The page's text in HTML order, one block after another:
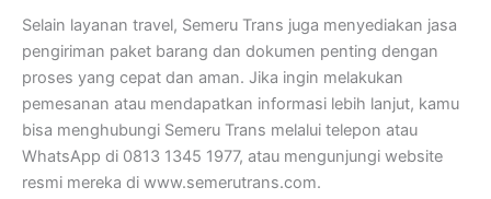
Selain layanan travel, Semeru Trans juga menyediakan jasa
pengiriman paket barang dan dokumen penting dengan
proses yang cepat dan aman. Jika ingin melakukan
pemesanan atau mendapatkan informasi lebih lanjut, kamu
bisa menghubungi Semeru Trans melalui telepon atau
WhatsApp di 0813 1345 1977, atau mengunjungi website
resmi mereka di www.semerutrans.com.